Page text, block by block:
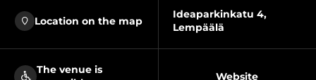
Location on the map
Ideaparkinkatu 4,
Lempäälä
The venue is
Website